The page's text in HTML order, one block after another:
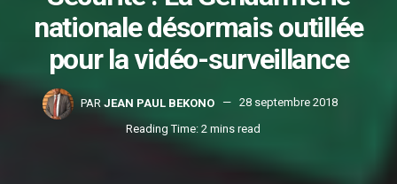
nationale désormais outillée
pour la vidéo-surveillance
PAR JEAN PAUL BEKONO
28 septembre 2018
Reading Time: 2 mins read